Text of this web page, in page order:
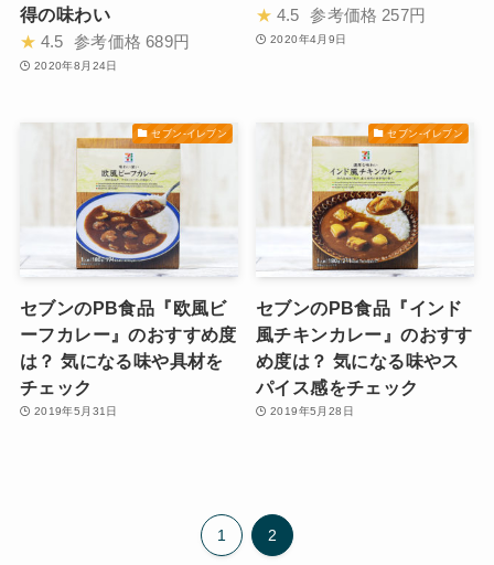
得の味わい
★ 4.5 参考価格 689円
2020年8月24日
★ 4.5 参考価格 257円
2020年4月9日
セブン-イレブン
セブンのPB食品『欧風ビ
ーフカレー』のおすすめ度
は？ 気になる味や具材を
チェック
2019年5月31日
セブン-イレブン
セブンのPB食品『インド
風チキンカレー』のおすす
め度は？ 気になる味やス
パイス感をチェック
2019年5月28日
1 2